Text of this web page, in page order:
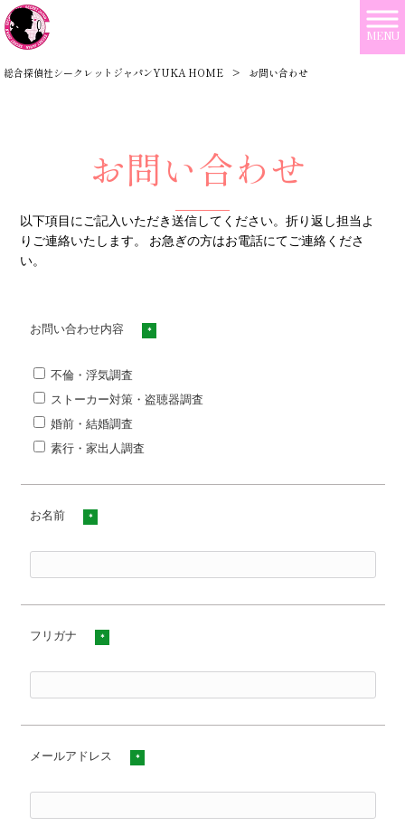
MENU
総合探偵社シークレットジャパンYUKA HOME > お問い合わせ
お問い合わせ
以下項目にご記入いただき送信してください。折り返し担当よ
りご連絡いたします。 お急ぎの方はお電話にてご連絡くださ
い。
お問い合わせ内容 *
不倫・浮気調査
ストーカー対策・盗聴器調査
婚前・結婚調査
素行・家出人調査
お名前 *
フリガナ *
メールアドレス *